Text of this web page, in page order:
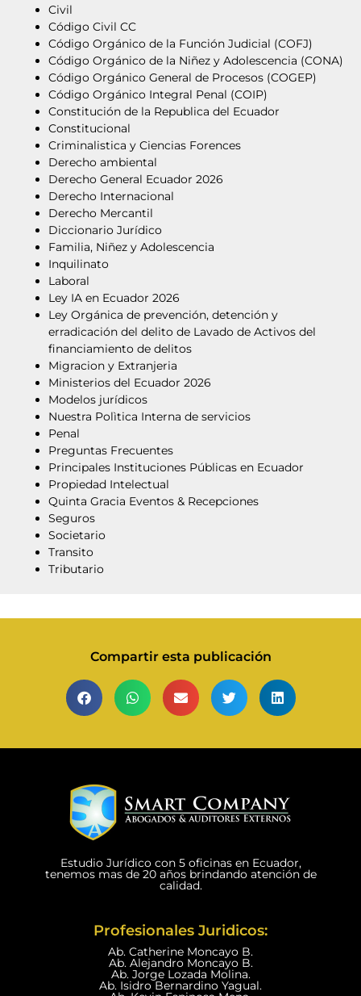
Civil
Código Civil CC
Código Orgánico de la Función Judicial (COFJ)
Código Orgánico de la Niñez y Adolescencia (CONA)
Código Orgánico General de Procesos (COGEP)
Código Orgánico Integral Penal (COIP)
Constitución de la Republica del Ecuador
Constitucional
Criminalistica y Ciencias Forences
Derecho ambiental
Derecho General Ecuador 2026
Derecho Internacional
Derecho Mercantil
Diccionario Jurídico
Familia, Niñez y Adolescencia
Inquilinato
Laboral
Ley IA en Ecuador 2026
Ley Orgánica de prevención, detención y
erradicación del delito de Lavado de Activos del
financiamiento de delitos
Migracion y Extranjeria
Ministerios del Ecuador 2026
Modelos jurídicos
Nuestra Polìtica Interna de servicios
Penal
Preguntas Frecuentes
Principales Instituciones Públicas en Ecuador
Propiedad Intelectual
Quinta Gracia Eventos & Recepciones
Seguros
Societario
Transito
Tributario
Compartir esta publicación
Estudio Jurídico con 5 oficinas en Ecuador,
tenemos mas de 20 años brindando atención de
calidad.
Profesionales Juridicos:
Ab. Catherine Moncayo B.
Ab. Alejandro Moncayo B.
Ab. Jorge Lozada Molina.
Ab. Isidro Bernardino Yagual.